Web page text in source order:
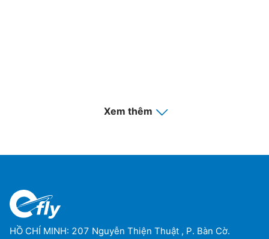
Xem thêm
HỒ CHÍ MINH: 207 Nguyễn Thiện Thuật , P. Bàn Cờ.